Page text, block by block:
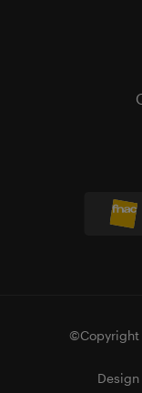
©Copyright